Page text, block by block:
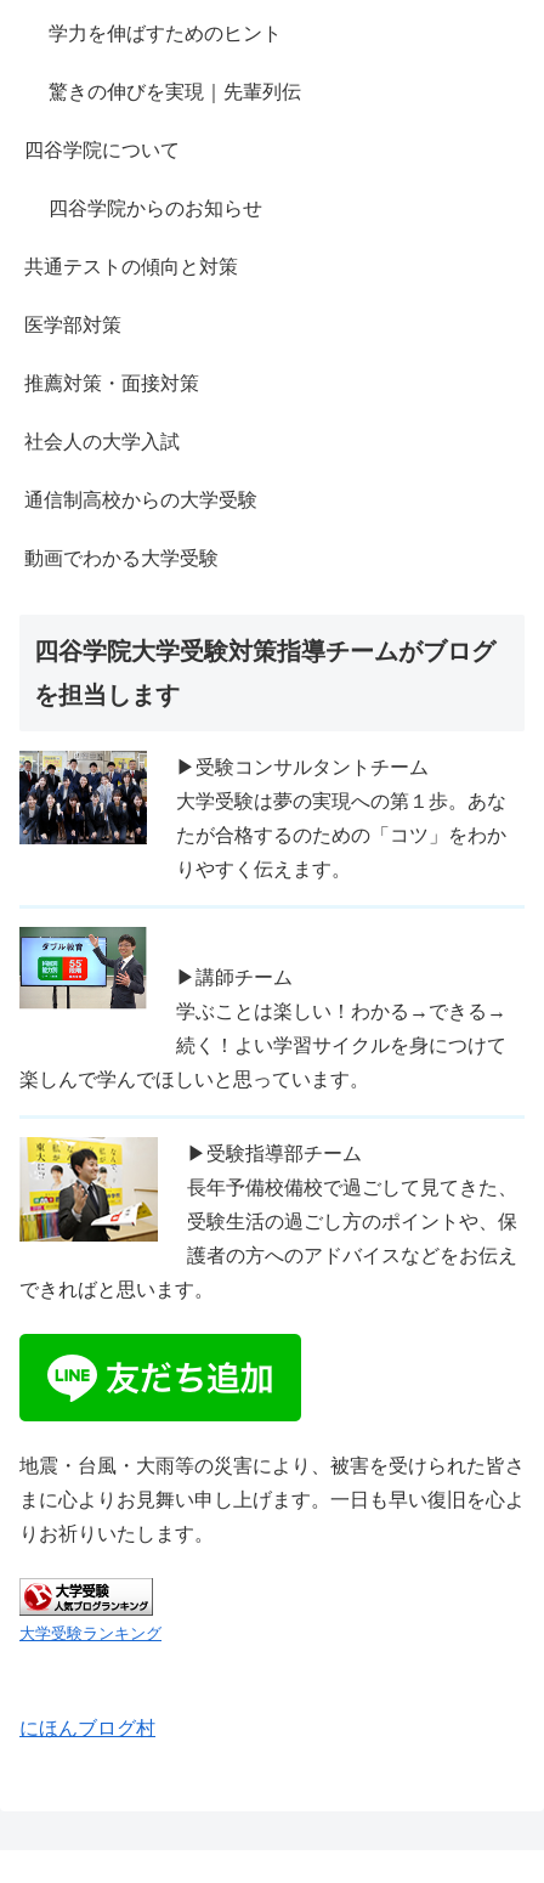
学力を伸ばすためのヒント
驚きの伸びを実現｜先輩列伝
四谷学院について
四谷学院からのお知らせ
共通テストの傾向と対策
医学部対策
推薦対策・面接対策
社会人の大学入試
通信制高校からの大学受験
動画でわかる大学受験
四谷学院大学受験対策指導チームがブログ
を担当します
▶受験コンサルタントチーム
大学受験は夢の実現への第１歩。あな
たが合格するのための「コツ」をわか
りやすく伝えます。
▶講師チーム
学ぶことは楽しい！わかる→できる→
続く！よい学習サイクルを身につけて
楽しんで学んでほしいと思っています。
▶受験指導部チーム
長年予備校備校で過ごして見てきた、
受験生活の過ごし方のポイントや、保
護者の方へのアドバイスなどをお伝え
できればと思います。
地震・台風・大雨等の災害により、被害を受けられた皆さ
まに心よりお見舞い申し上げます。一日も早い復旧を心よ
りお祈りいたします。
大学受験ランキング
にほんブログ村